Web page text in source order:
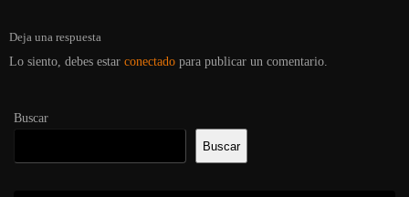
Deja una respuesta
Lo siento, debes estar conectado para publicar un comentario.
Buscar
Buscar